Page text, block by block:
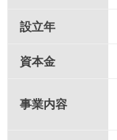
設立年
資本金
事業内容